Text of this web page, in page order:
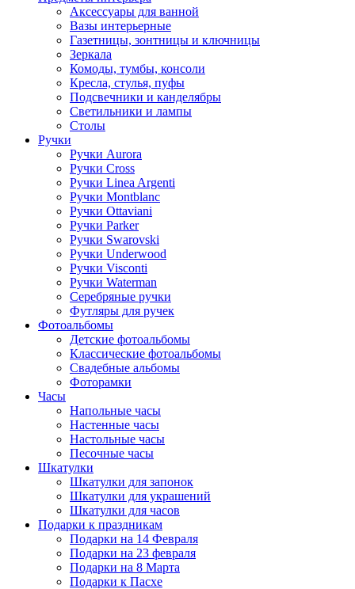
Аксессуары для ванной
Вазы интерьерные
Газетницы, зонтницы и ключницы
Зеркала
Комоды, тумбы, консоли
Кресла, стулья, пуфы
Подсвечники и канделябры
Светильники и лампы
Столы
Ручки
Ручки Aurora
Ручки Cross
Ручки Linea Argenti
Ручки Montblanc
Ручки Ottaviani
Ручки Parker
Ручки Swarovski
Ручки Underwood
Ручки Visconti
Ручки Waterman
Серебряные ручки
Футляры для ручек
Фотоальбомы
Детские фотоальбомы
Классические фотоальбомы
Свадебные альбомы
Фоторамки
Часы
Напольные часы
Настенные часы
Настольные часы
Песочные часы
Шкатулки
Шкатулки для запонок
Шкатулки для украшений
Шкатулки для часов
Подарки к праздникам
Подарки на 14 Февраля
Подарки на 23 февраля
Подарки на 8 Марта
Подарки к Пасхе